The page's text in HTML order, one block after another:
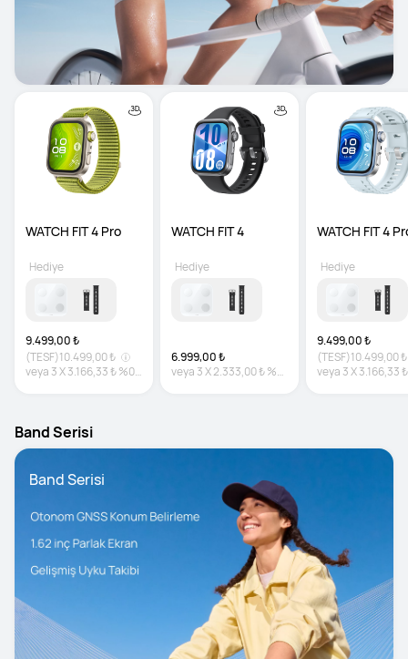
WATCH FIT 4 Pro
9.499,00 ₺
(TESF)10.499,00 ₺
veya 3X3.166,33 ₺%0
Hediye
WATCH FIT 4
6.999,00 ₺
veya 3X2.333,00 ₺%0
Hediye
WATCH FIT 4
9.499,00 ₺
(TESF)10.499,00 ₺
veya 3X3.166,33 ₺
Hediye
Band Serisi
Band Serisi